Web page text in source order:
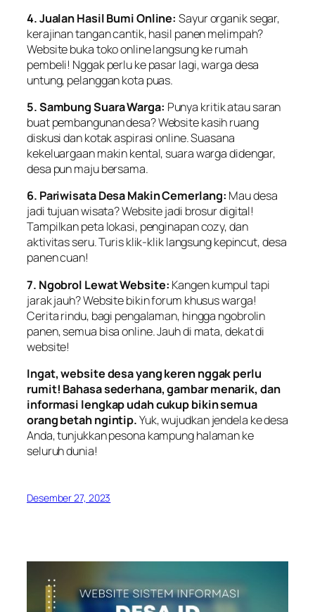
4. Jualan Hasil Bumi Online: Sayur organik segar,
kerajinan tangan cantik, hasil panen melimpah?
Website buka toko online langsung ke rumah
pembeli! Nggak perlu ke pasar lagi, warga desa
untung, pelanggan kota puas.
5. Sambung Suara Warga: Punya kritik atau saran
buat pembangunan desa? Website kasih ruang
diskusi dan kotak aspirasi online. Suasana
kekeluargaan makin kental, suara warga didengar,
desa pun maju bersama.
6. Pariwisata Desa Makin Cemerlang: Mau desa
jadi tujuan wisata? Website jadi brosur digital!
Tampilkan peta lokasi, penginapan cozy, dan
aktivitas seru. Turis klik-klik langsung kepincut, desa
panen cuan!
7. Ngobrol Lewat Website: Kangen kumpul tapi
jarak jauh? Website bikin forum khusus warga!
Cerita rindu, bagi pengalaman, hingga ngobrolin
panen, semua bisa online. Jauh di mata, dekat di
website!
Ingat, website desa yang keren nggak perlu
rumit! Bahasa sederhana, gambar menarik, dan
informasi lengkap udah cukup bikin semua
orang betah ngintip.Yuk, wujudkan jendela ke desa
Anda, tunjukkan pesona kampung halaman ke
seluruh dunia!
Desember 27, 2023